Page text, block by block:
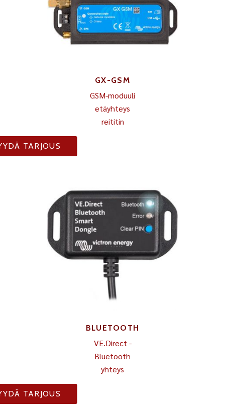
GX-GSM
GSM-moduuli
etäyhteys
reititin
TARJOUS
BLUETOOTH
VE.Direct -
Bluetooth
yhteys
TARJOUS